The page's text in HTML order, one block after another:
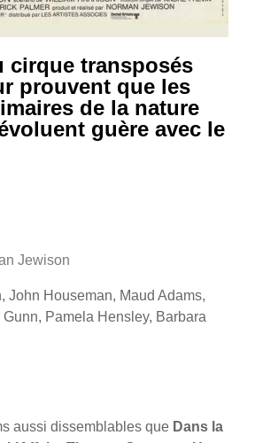
cirque transposés
prouvent que les
de la nature
guère avec le
Jewison
John Houseman, Maud Adams,
Pamela Hensley, Barbara
aussi dissemblables que Dans la